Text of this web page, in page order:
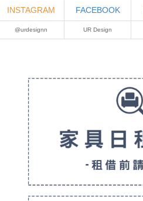
INSTAGRAM FACEBOOK
@urdesignn UR Design